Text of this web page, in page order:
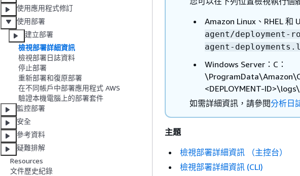
使用應用程式修訂
使用部署
建立部署
檢視部署詳細資訊
檢視部署日誌資料
停止部署
重新部署和復原部署
在不同帳戶中部署應用程式 AWS
驗證本機電腦上的部署套件
監控部署
安全
參考資料
疑難排解
Resources
文件歷史紀錄
Amazon Linux、RHEL 和
agent/deployment-
agent-
Windows Server：C：
<DEPLOYMENT-
如需詳細資訊，請參閱分析日
主題
檢視部署詳細資訊 （主控台）
檢視部署詳細資訊 (CLI)